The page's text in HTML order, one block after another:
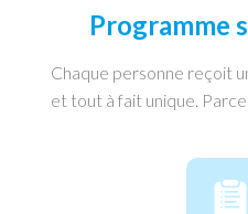
Programme
Chaque personne reçoit
et tout à fait unique.